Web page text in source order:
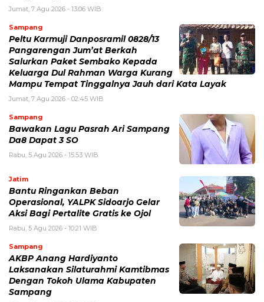
Jumat, 7 Agu 2026 - 13:06 WIB
Sampang
Peltu Karmuji Danposramil 0828/13
Pangarengan Jum’at Berkah
Salurkan Paket Sembako Kepada
Keluarga Dul Rahman Warga Kurang
Mampu Tempat Tinggalnya Jauh dari Kata Layak
Jumat, 7 Agu 2026 - 02:45 WIB
Sampang
Bawakan Lagu Pasrah Ari Sampang
Da8 Dapat 3 SO
Rabu, 5 Agu 2026 - 15:53 WIB
Jatim
Bantu Ringankan Beban
Operasional, YALPK Sidoarjo Gelar
Aksi Bagi Pertalite Gratis ke Ojol
Rabu, 5 Agu 2026 - 10:21 WIB
Sampang
AKBP Anang Hardiyanto
Laksanakan Silaturahmi Kamtibmas
Dengan Tokoh Ulama Kabupaten
Sampang